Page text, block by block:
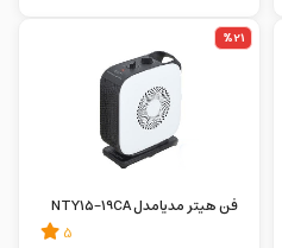
%21
فن هیتر مدیامدل NTY15-19CA
5